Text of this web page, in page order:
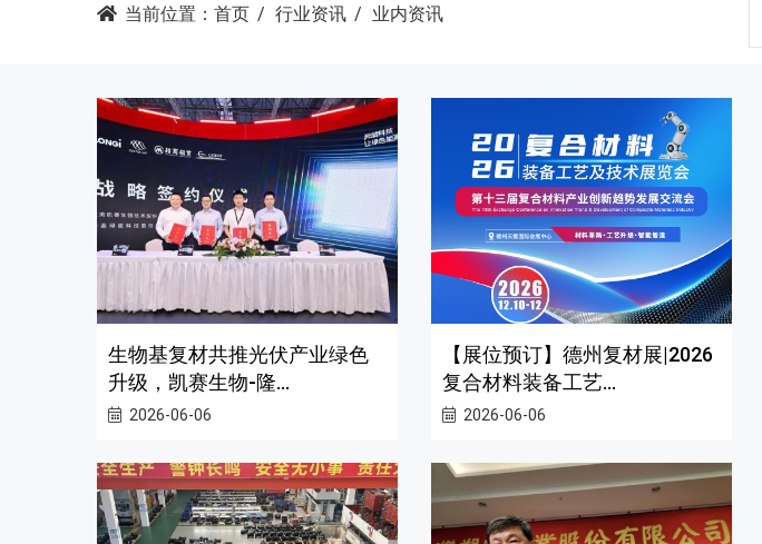
当前位置： 首页 行业资讯 业内资讯
生物基复材共推光伏产业绿色
升级，凯赛生物-隆...
2026-06-06
【展位预订】德州复材展|2026
复合材料装备工艺...
2026-06-06